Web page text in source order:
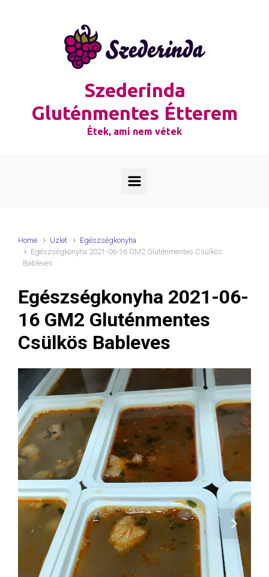
Szederinda
Gluténmentes Étterem
Étek, ami nem vétek
Home Üzlet
Egészségkonyha
Egészségkonyha 2021-06-16 GM2 Gluténmentes Csülkös
Bableves
Egészségkonyha 2021-06-
16 GM2 Gluténmentes
Csülkös Bableves
Next